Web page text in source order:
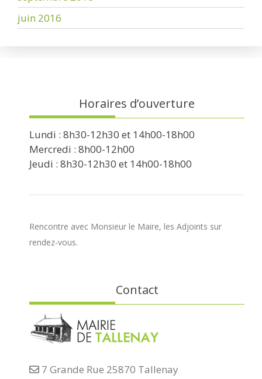
juin 2016
Horaires d’ouverture
Lundi : 8h30-12h30 et 14h00-18h00
Mercredi : 8h00-12h00
Jeudi : 8h30-12h30 et 14h00-18h00
Rencontre avec Monsieur le Maire, les Adjoints sur
rendez-vous.
Contact
7 Grande Rue 25870 Tallenay